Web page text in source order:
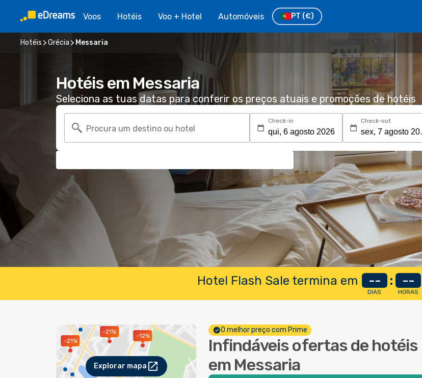
Voos Hotéis Voo + Hotel Automóveis PT (€)
Hotéis Grécia Messaria
Hotéis em Messaria
Seleciona as tuas datas para conferir os preços atuais e promoções de hotéis
Procura um destino ou hotel
Check-in Check-out
Hotel Flash Sale termina em --
DIAS
: --
HORAS
-21%
-21%
-12%
Explorar mapa
O melhor preço com Prime
Infindáveis ofertas de hotéis
em Messaria